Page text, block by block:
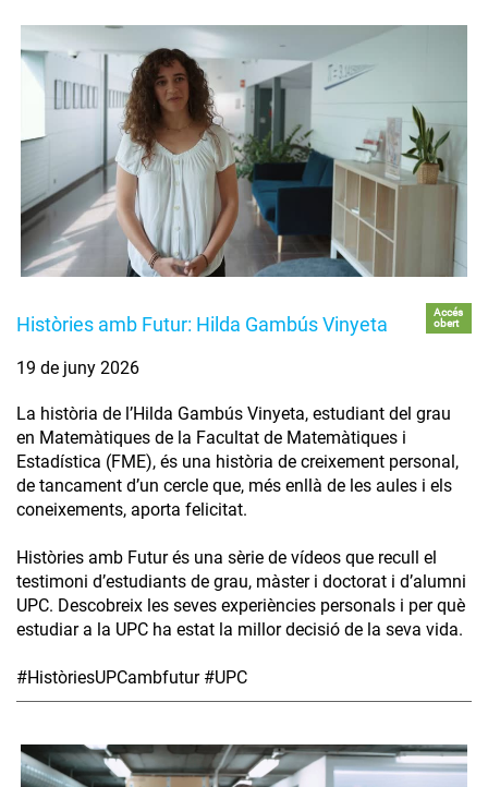
Històries amb Futur: Hilda Gambús Vinyeta
Accés
obert
19 de juny 2026
La història de l’Hilda Gambús Vinyeta, estudiant del grau
en Matemàtiques de la Facultat de Matemàtiques i
Estadística (FME), és una història de creixement personal,
de tancament d’un cercle que, més enllà de les aules i els
coneixements, aporta felicitat.
Històries amb Futur és una sèrie de vídeos que recull el
testimoni d’estudiants de grau, màster i doctorat i d’alumni
UPC. Descobreix les seves experiències personals i per què
estudiar a la UPC ha estat la millor decisió de la seva vida.
#HistòriesUPCambfutur #UPC